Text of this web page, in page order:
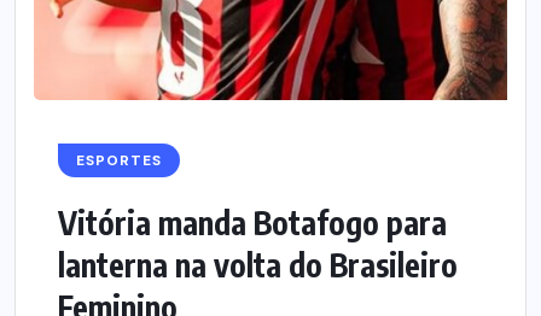
ESPORTES
Vitória manda Botafogo para
lanterna na volta do Brasileiro
Feminino